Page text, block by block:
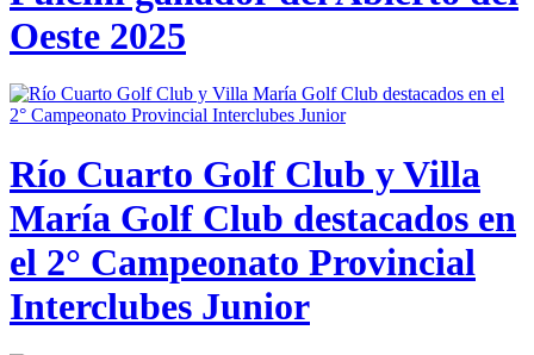
Oeste 2025
Río Cuarto Golf Club y Villa
María Golf Club destacados en
el 2° Campeonato Provincial
Interclubes Junior